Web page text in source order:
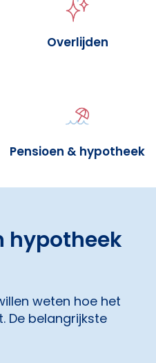
Overlijden
Pensioen & hypotheek
hypotheek
weten hoe het
De belangrijkste